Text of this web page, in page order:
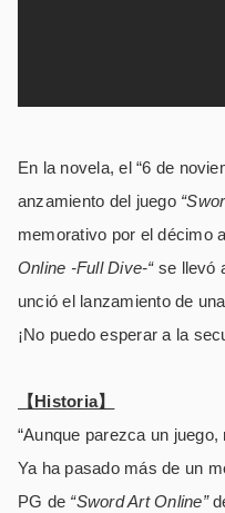
En la novela, el “6 de
anzamiento del juego
memorativo por el décimo
Online -Full Dive-“se llevó
unció el lanzamiento de
¡No puedo esperar a la
【Historia】
“Aunque parezca un juego,
Ya ha pasado más de un
PG de “Sword Art Online”